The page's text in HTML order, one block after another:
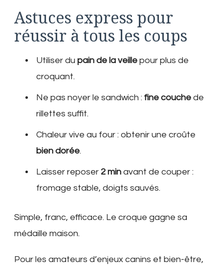
Astuces express pour
réussir à tous les coups
Utiliser du pain de la veille pour plus de
croquant.
Ne pas noyer le sandwich : fine couche de
rillettes suffit.
Chaleur vive au four : obtenir une croûte
bien dorée.
Laisser reposer 2 min avant de couper :
fromage stable, doigts sauvés.
Simple, franc, efficace. Le croque gagne sa
médaille maison.
Pour les amateurs d’enjeux canins et bien-être,